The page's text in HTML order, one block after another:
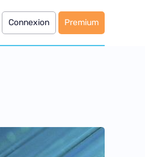
Connexion Premium